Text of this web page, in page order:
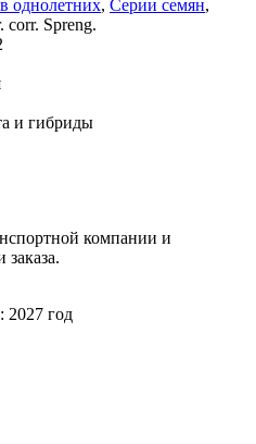
однолетних, Серии семян,
corr. Spreng.
и гибриды
компании и
2027 год